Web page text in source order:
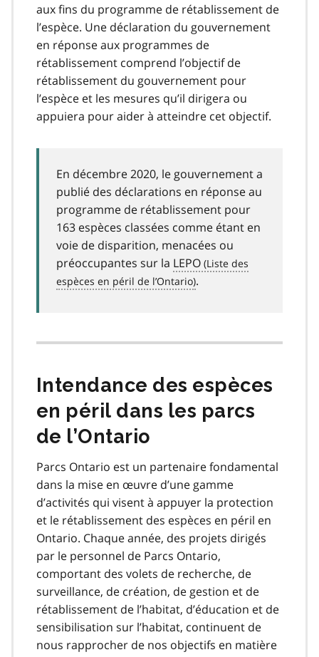
aux fins du programme de rétablissement de
l’espèce. Une déclaration du gouvernement
en réponse aux programmes de
rétablissement comprend l’objectif de
rétablissement du gouvernement pour
l’espèce et les mesures qu’il dirigera ou
appuiera pour aider à atteindre cet objectif.
En décembre 2020, le gouvernement a
publié des déclarations en réponse au
programme de rétablissement pour
163 espèces classées comme étant en
voie de disparition, menacées ou
préoccupantes sur la LEPO
.
Intendance des espèces
en péril dans les parcs
de l’Ontario
Parcs Ontario est un partenaire fondamental
dans la mise en œuvre d’une gamme
d’activités qui visent à appuyer la protection
et le rétablissement des espèces en péril en
Ontario. Chaque année, des projets dirigés
par le personnel de Parcs Ontario,
comportant des volets de recherche, de
surveillance, de création, de gestion et de
rétablissement de l’habitat, d’éducation et de
sensibilisation sur l’habitat, continuent de
nous rapprocher de nos objectifs en matière